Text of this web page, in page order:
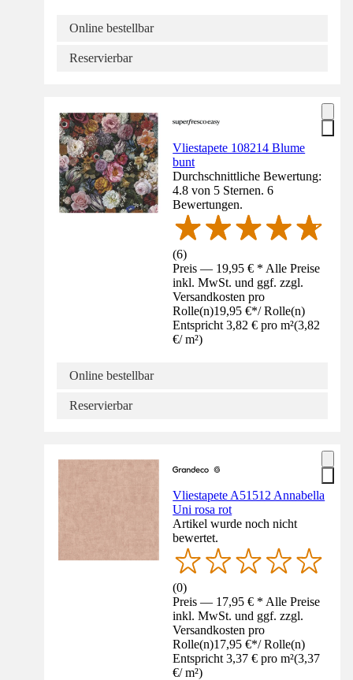
Online bestellbar
Reservierbar
Vliestapete 108214 Blume
bunt
Durchschnittliche Bewertung:
4.8 von 5 Sternen. 6
Bewertungen.
(6)
Preis — 19,95 € * Alle Preise
inkl. MwSt. und ggf. zzgl.
Versandkosten pro
Rolle(n)19,95 €*/ Rolle(n)
Entspricht 3,82 € pro m²(3,82
€/ m²)
Online bestellbar
Reservierbar
Vliestapete A51512 Annabella
Uni rosa rot
Artikel wurde noch nicht
bewertet.
(0)
Preis — 17,95 € * Alle Preise
inkl. MwSt. und ggf. zzgl.
Versandkosten pro
Rolle(n)17,95 €*/ Rolle(n)
Entspricht 3,37 € pro m²(3,37
€/ m²)